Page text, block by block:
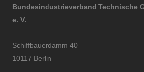
Bundesindustrieverband Technische
e. V.
Schiffbauerdamm 40
10117 Berlin